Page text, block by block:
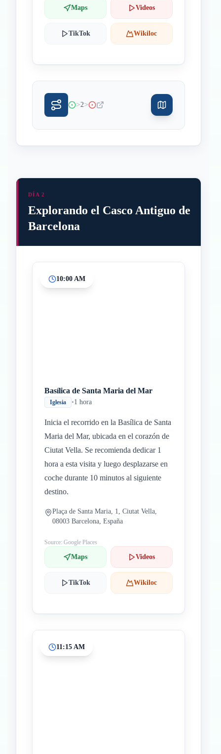
Maps Videos
TikTok Wikiloc
>2>
DÍA 2
Explorando el Casco Antiguo de
Barcelona
10:00 AM
Basílica de Santa Maria del Mar
Iglesia •1 hora
Inicia el recorrido en la Basílica de Santa
Maria del Mar, ubicada en el corazón de
Ciutat Vella. Se recomienda dedicar 1
hora a esta visita y luego desplazarse en
coche durante 10 minutos al siguiente
destino.
Plaça de Santa Maria, 1, Ciutat Vella,
08003 Barcelona, España
Source: Google Places
Maps Videos
TikTok Wikiloc
11:15 AM